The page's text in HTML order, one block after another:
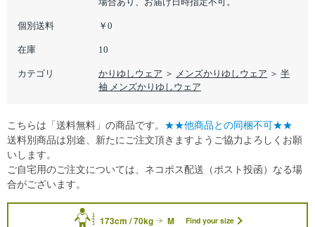
個別送料 ￥0
在庫 10
カテゴリ かりゆしウェア ＞ メンズかりゆしウェア ＞ 半
袖 メンズかりゆしウェア
173cm / 70kg M Find your size
こちらは「送料無料」の商品です。 ★★他商品との同梱不可★★
送料別商品は別途、新たにご注文頂きますようご協力よろしくお願
いします。
ご自宅用のご注文については、ネコポス配送（ポスト投函）なる場
合がございます。